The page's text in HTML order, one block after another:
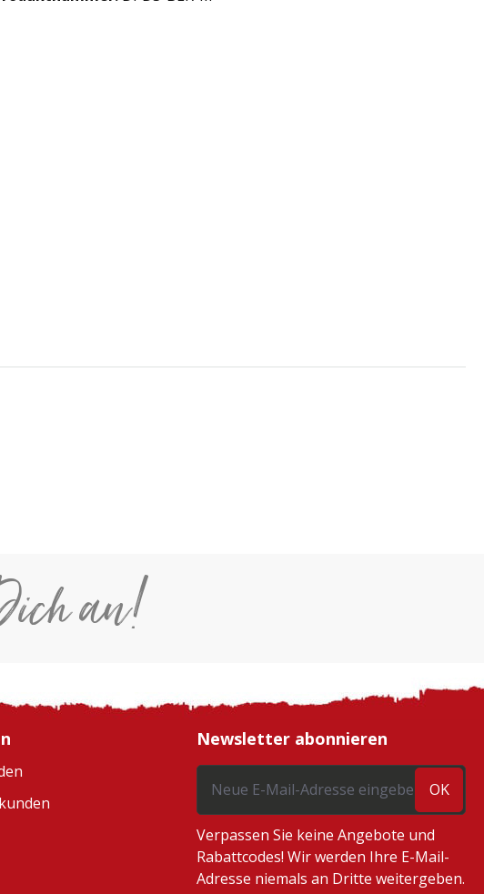
an!
Newsletter abonnieren
OK
Verpassen Sie keine Angebote und
Rabattcodes! Wir werden Ihre E-Mail-
Adresse niemals an Dritte weitergeben.